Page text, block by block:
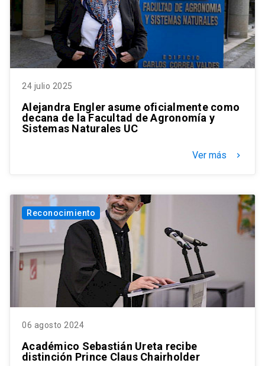
24 julio 2025
Alejandra Engler asume oficialmente como
decana de la Facultad de Agronomía y
Sistemas Naturales UC
Ver más keyboard_arrow_right
Reconocimiento
06 agosto 2024
Académico Sebastián Ureta recibe
distinción Prince Claus Chairholder